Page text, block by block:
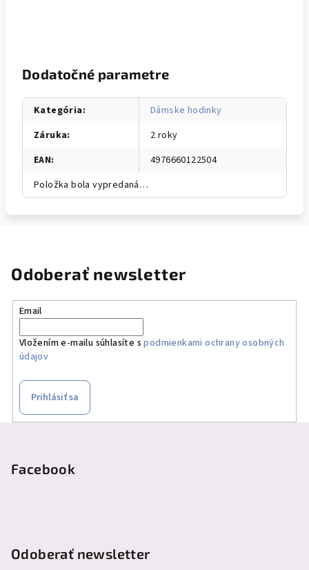
Dodatočné parametre
Kategória:
Dámske hodinky
Záruka:
2 roky
EAN:
4976660122504
Položka bola vypredaná…
Odoberať newsletter
Email
Vložením e-mailu súhlasíte spodmienkami ochrany osobných
údajov
Prihlásiť sa
Facebook
Odoberať newsletter